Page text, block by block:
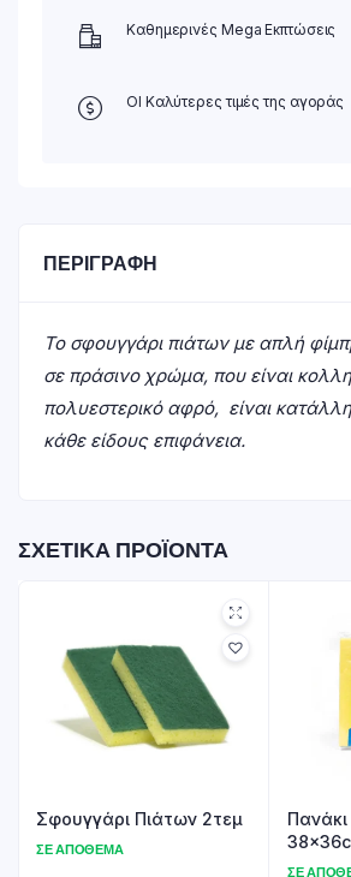
Καθημερινές Mega Εκπτώσεις
ΟΙ Καλύτερες τιμές της αγοράς
ΠΕΡΙΓΡΑΦΉ
Το σφουγγάρι πιάτων με απλή
σε πράσινο χρώμα, που είναι
πολυεστερικό αφρό, είναι
κάθε είδους επιφάνεια.
ΣΧΕΤΙΚΆ ΠΡΟΪΌΝΤΑ
Σφουγγάρι Πιάτων 2τεμ
ΣΕ ΑΠΌΘΕΜΑ
ΣΕ